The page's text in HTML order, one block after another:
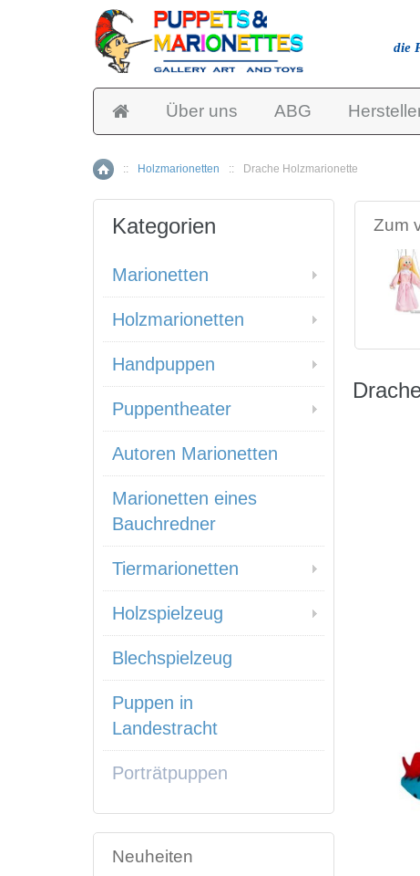
Über uns ABG
Home
:: Holzmarionetten :: Drache Holzmarionette
Zum
Kategorien
Marionetten
Holzmarionetten
Handpuppen
Puppentheater
Autoren Marionetten
Marionetten eines
Bauchredner
Tiermarionetten
Holzspielzeug
Blechspielzeug
Puppen in
Landestracht
Porträtpuppen
Neuheiten
die